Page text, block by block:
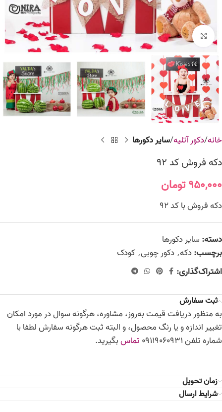
برای بزرگنمایی کلیک کنید
خانه دکور آتلیه سایر دکورها
دکه فروش کد 92
۹۵۰,۰۰۰تومان
دکه فروش با کد 92
دسته:سایر دکورها
برچسب:دکه, دکور چوبی, کودک
اشتراک‌گذاری:
ثبت سفارش
به منظور دریافت قیمت به‌روز، مشاوره، هرگونه سوال در مورد امکان
تغییر اندازه و یا رنگ محصول، و البته ثبت هرگونه سفارش لطفا با
شماره تلفن 09119060931
تماسبگیرید.
زمان تحویل
شرایط ارسال